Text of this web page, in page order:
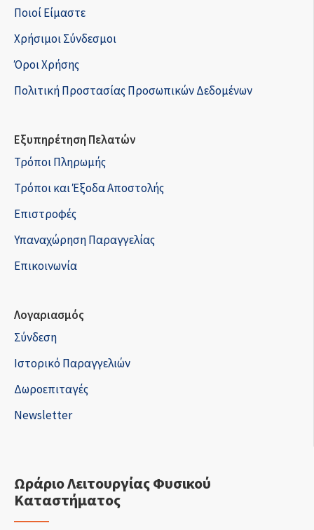
Ποιοί Είμαστε
Χρήσιμοι Σύνδεσμοι
Όροι Χρήσης
Πολιτική Προστασίας Προσωπικών Δεδομένων
Εξυπηρέτηση Πελατών
Τρόποι Πληρωμής
Τρόποι και Έξοδα Αποστολής
Επιστροφές
Υπαναχώρηση Παραγγελίας
Επικοινωνία
Λογαριασμός
Σύνδεση
Ιστορικό Παραγγελιών
Δωροεπιταγές
Newsletter
Ωράριο Λειτουργίας Φυσικού
Καταστήματος